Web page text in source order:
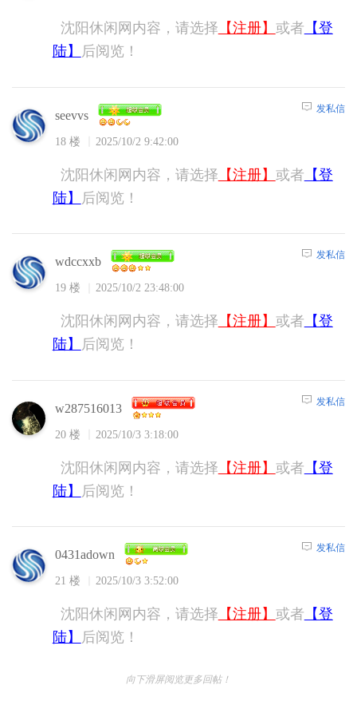
沈阳休闲网内容，请选择 【注册】 或者 【登
陆】
后阅览！
seevvs
18 楼 2025/10/2 9:42:00
发私信
沈阳休闲网内容，请选择 【注册】 或者 【登
陆】
后阅览！
wdccxxb
19 楼 2025/10/2 23:48:00
发私信
沈阳休闲网内容，请选择 【注册】 或者 【登
陆】
后阅览！
w287516013
20 楼 2025/10/3 3:18:00
发私信
沈阳休闲网内容，请选择 【注册】 或者 【登
陆】
后阅览！
0431adown
21 楼 2025/10/3 3:52:00
发私信
沈阳休闲网内容，请选择 【注册】 或者 【登
陆】
后阅览！
向下滑屏阅览更多回帖！